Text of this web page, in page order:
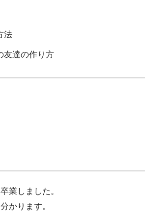
法
友達の作り方
業しました。
かります。